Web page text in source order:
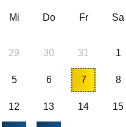
Mi Do Fr Sa
29 30 31 1
5 6 7 8
12 13 14 15